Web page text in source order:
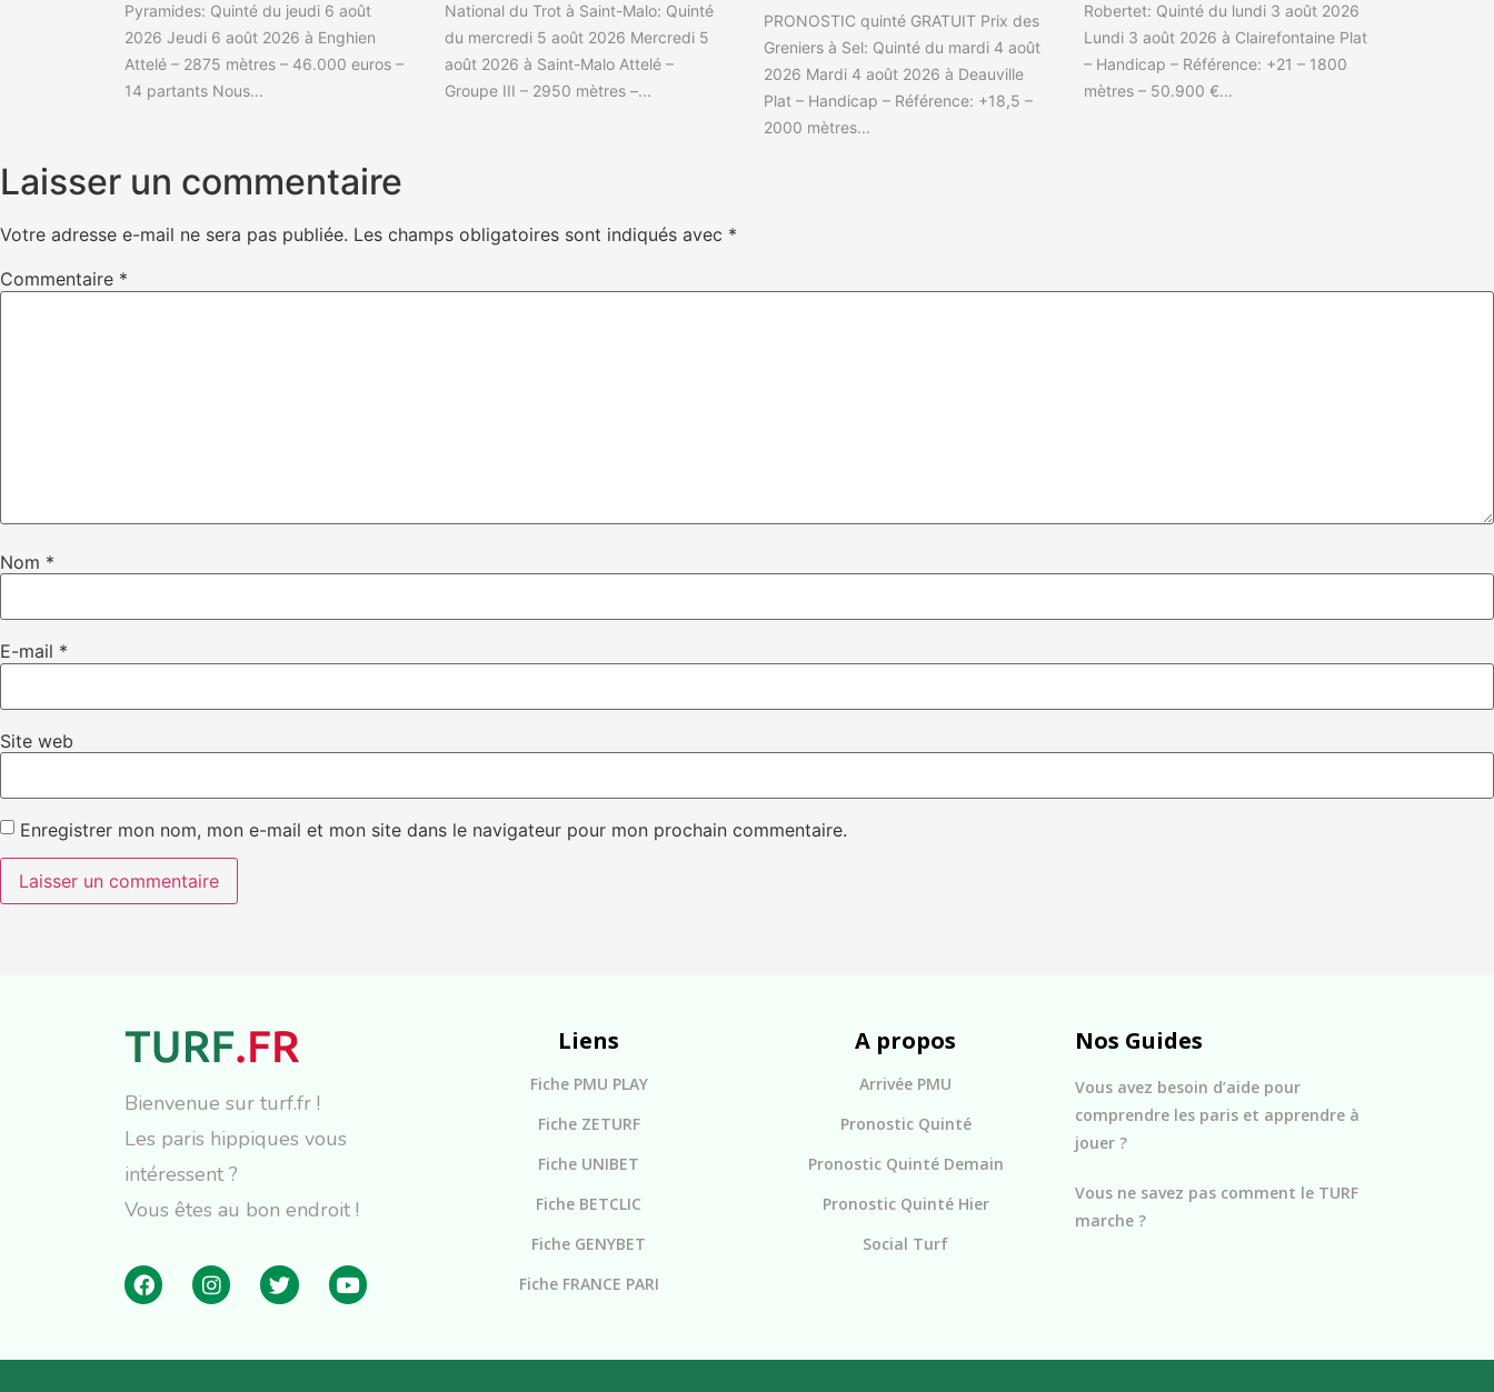
Pyramides: Quinté du jeudi 6 août
2026 Jeudi 6 août 2026 à Enghien
Attelé – 2875 mètres – 46.000 euros –
14 partants Nous...
National du Trot à Saint-Malo: Quinté
du mercredi 5 août 2026 Mercredi 5
août 2026 à Saint-Malo Attelé –
Groupe III – 2950 mètres –...
PRONOSTIC quinté GRATUIT Prix des
Greniers à Sel: Quinté du mardi 4 août
2026 Mardi 4 août 2026 à Deauville
Plat – Handicap – Référence: +18,5 –
2000 mètres...
Robertet: Quinté du lundi 3 août 2026
Lundi 3 août 2026 à Clairefontaine Plat
– Handicap – Référence: +21 – 1800
mètres – 50.900 €...
Laisser un commentaire
Votre adresse e-mail ne sera pas publiée. Les champs obligatoires sont indiqués avec *
Commentaire *
Nom *
E-mail *
Site web
Enregistrer mon nom, mon e-mail et mon site dans le navigateur pour mon prochain commentaire.
Bienvenue sur turf.fr !
Les paris hippiques vous
intéressent ?
Vous êtes au bon endroit !
Liens
Fiche PMU PLAY
Fiche ZETURF
Fiche UNIBET
Fiche BETCLIC
Fiche GENYBET
Fiche FRANCE PARI
A propos
Arrivée PMU
Pronostic Quinté
Pronostic Quinté Demain
Pronostic Quinté Hier
Social Turf
Nos Guides
Vous avez besoin d’aide pour
comprendre les paris et apprendre à
jouer ?
Vous ne savez pas comment le TURF
marche ?